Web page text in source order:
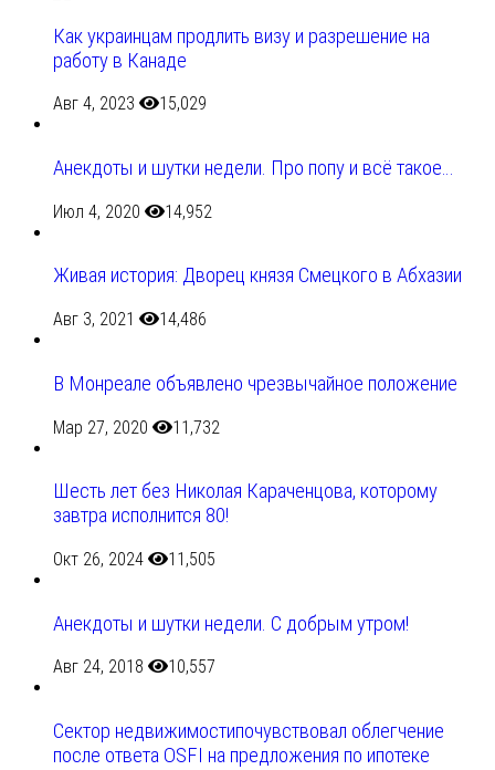
Как украинцам продлить визу и разрешение на
работу в Канаде
Авг 4, 2023 15,029
Анекдоты и шутки недели. Про попу и всё такое…
Июл 4, 2020 14,952
Живая история: Дворец князя Смецкого в Абхазии
Авг 3, 2021 14,486
В Монреале объявлено чрезвычайное положение
Мар 27, 2020 11,732
Шесть лет без Николая Караченцова, которому
завтра исполнится 80!
Окт 26, 2024 11,505
Анекдоты и шутки недели. С добрым утром!
Авг 24, 2018 10,557
Сектор недвижимостипочувствовал облегчение
после ответа OSFI на предложения по ипотеке